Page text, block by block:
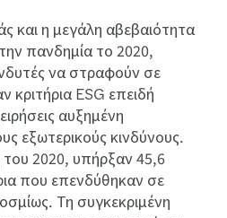
και η μεγάλη αβεβαιότητα
πανδημία το 2020,
να στραφούν σε
κριτήρια ESG επειδή
αυξημένη
εξωτερικούς κινδύνους.
2020, υπήρξαν 45,6
που επενδύθηκαν σε
Τη συγκεκριμένη